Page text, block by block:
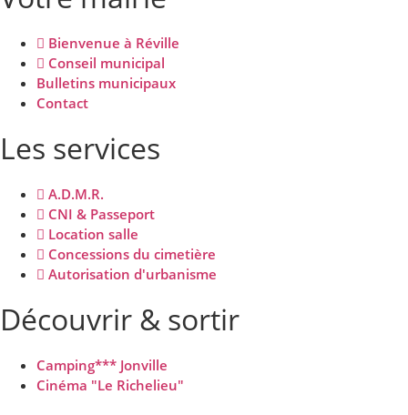
Bienvenue à Réville
Conseil municipal
Bulletins municipaux
Contact
Les services
A.D.M.R.
CNI & Passeport
Location salle
Concessions du cimetière
Autorisation d'urbanisme
Découvrir & sortir
Camping*** Jonville
Cinéma "Le Richelieu"